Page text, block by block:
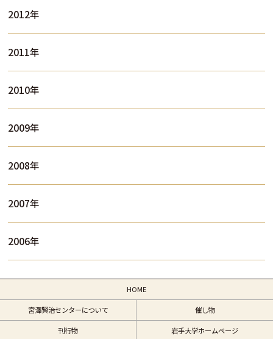
2012年
2011年
2010年
2009年
2008年
2007年
2006年
HOME
宮澤賢治センターについて 催し物
刊行物 岩手大学ホームページ